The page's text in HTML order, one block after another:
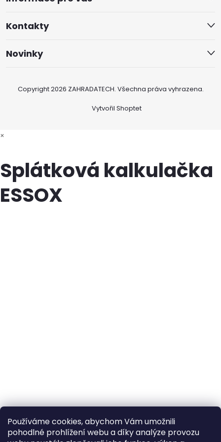
Používáme cookies, abychom Vám umožnili
pohodlné prohlížení webu a díky analýze provozu
Kontakty
Novinky
Vytvořil Shoptet
Copyright 2026 ZAHRADATECH. Všechna práva vyhrazena.
×
Splátková kalkulačka
ESSOX